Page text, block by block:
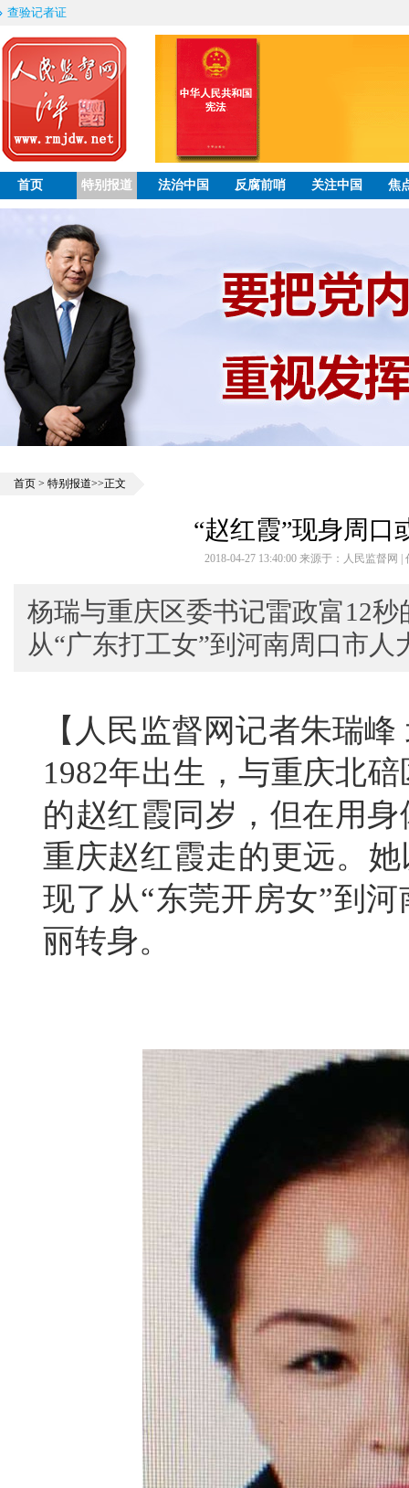
查验记者证
首页 特别报道 法治中国 反腐前哨 关注中国 焦
首页 > 特别报道>>正文
“赵红霞”现身周口
2018-04-27 13:40:00 来源于：人民监督网
杨瑞与重庆区委书记雷政富12
从“广东打工女”到河南周口市
【人民监督网记者朱瑞
1982年出生，与重庆北
的赵红霞同岁，但在用
重庆赵红霞走的更远。
现了从“东莞开房女”到
丽转身。